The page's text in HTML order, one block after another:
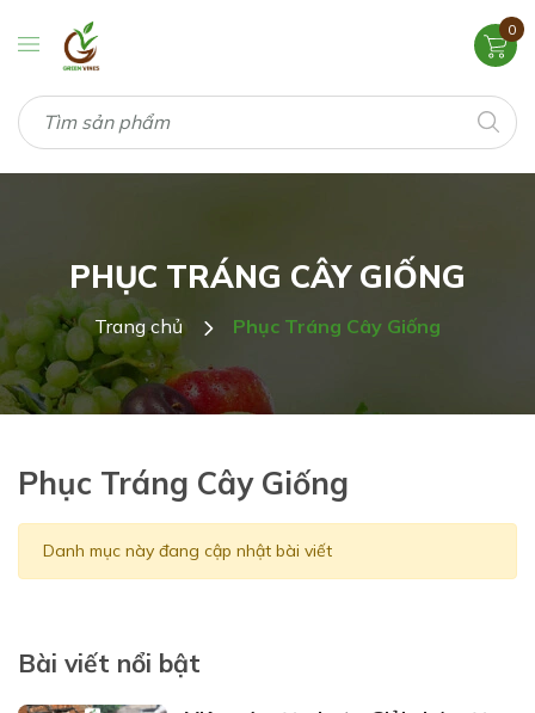
0
PHỤC TRÁNG CÂY GIỐNG
Trang chủ Phục Tráng Cây Giống
Phục Tráng Cây Giống
Danh mục này đang cập nhật bài viết
Bài viết nổi bật